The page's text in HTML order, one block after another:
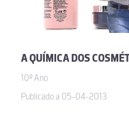
A QUÍMICA DOS
10º Ano
Publicado a 05-04-2013